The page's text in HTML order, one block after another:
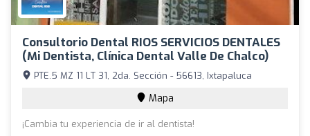
Consultorio Dental RIOS SERVICIOS DENTALES
(Mi Dentista, Clínica Dental Valle De Chalco)
PTE.5 MZ 11 LT 31, 2da. Sección - 56613, Ixtapaluca
Mapa
¡Cambia tu experiencia de ir al dentista!